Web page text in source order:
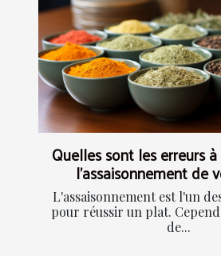
Quelles sont les erreurs
l'assaisonnement de
L'assaisonnement est l'un
pour réussir un plat.
de...